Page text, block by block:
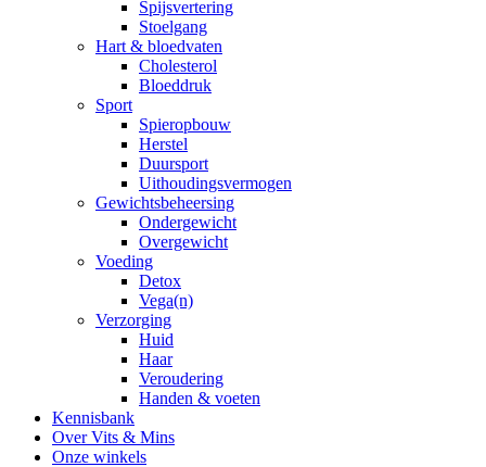
Spijsvertering
Stoelgang
Hart & bloedvaten
Cholesterol
Bloeddruk
Sport
Spieropbouw
Herstel
Duursport
Uithoudingsvermogen
Gewichtsbeheersing
Ondergewicht
Overgewicht
Voeding
Detox
Vega(n)
Verzorging
Huid
Haar
Veroudering
Handen & voeten
Kennisbank
Over Vits & Mins
Onze winkels